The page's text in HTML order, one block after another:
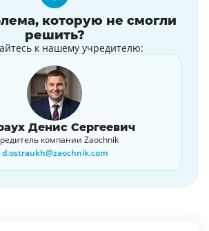
которую не смогли
решить?
к нашему учредителю:
Денис Сергеевич
компании Zaochnik
d.ostraukh@zaochnik.com